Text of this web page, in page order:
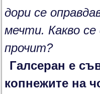
дори се
мечти. Какво
прочит?
Галсеран е
копнежите на